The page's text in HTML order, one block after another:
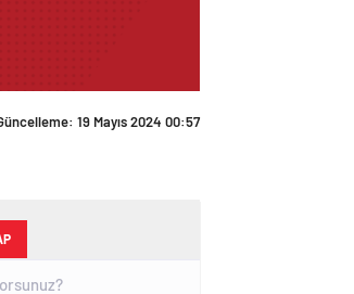
19 Mayıs 2024 00:57